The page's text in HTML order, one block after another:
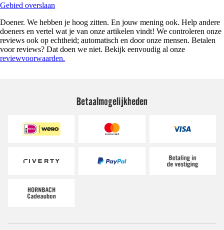
Gebied overslaan
Doener. We hebben je hoog zitten. En jouw mening ook. Help andere
doeners en vertel wat je van onze artikelen vindt! We controleren onze
reviews ook op echtheid; automatisch en door onze mensen. Betalen
voor reviews? Dat doen we niet. Bekijk eenvoudig al onze
reviewvoorwaarden.
Betaalmogelijkheden